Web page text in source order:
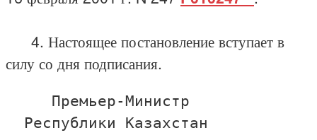
4. Настоящее постановление вступает в
силу со дня подписания.
     Премьер-Министр
  Республики Казахстан